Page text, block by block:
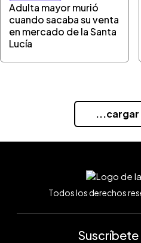
Adulta mayor murió
cuando sacaba su venta
en mercado de la Santa
Lucía
...cargar
Todos los derechos
Suscríbete